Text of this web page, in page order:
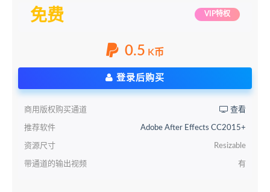
免费 VIP特权
0.5 K币
登录后购买
商用版权购买通道 查看
推荐软件 Adobe After Effects CC2015+
资源尺寸 Resizable
带通道的输出视频 有